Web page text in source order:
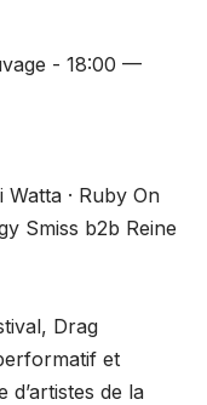
- 18:00 —
Watta · Ruby On
Smiss b2b Reine
Drag
et
d’artistes de la